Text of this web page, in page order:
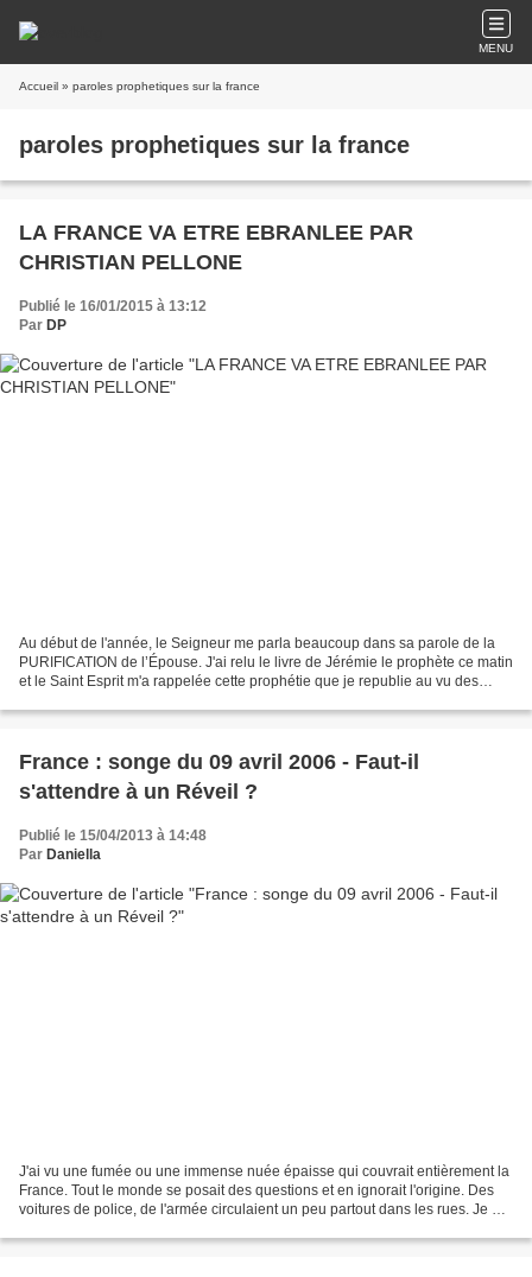
MENU
Accueil » paroles prophetiques sur la france
paroles prophetiques sur la france
LA FRANCE VA ETRE EBRANLEE PAR
CHRISTIAN PELLONE
Publié le 16/01/2015 à 13:12
Par DP
Au début de l'année, le Seigneur me parla beaucoup dans sa parole de la
PURIFICATION de l’Épouse. J'ai relu le livre de Jérémie le prophète ce matin
et le Saint Esprit m'a rappelée cette prophétie que je republie au vu des
France : songe du 09 avril 2006 - Faut-il
s'attendre à un Réveil ?
Publié le 15/04/2013 à 14:48
Par Daniella
J'ai vu une fumée ou une immense nuée épaisse qui couvrait entièrement la
France. Tout le monde se posait des questions et en ignorait l'origine. Des
voitures de police, de l'armée circulaient un peu partout dans les rues. Je me